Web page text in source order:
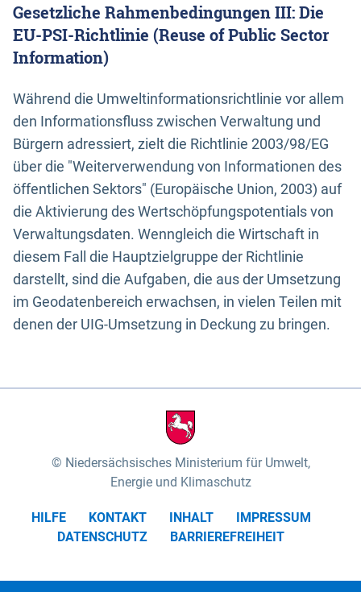
Gesetzliche Rahmenbedingungen III: Die
EU-PSI-Richtlinie (Reuse of Public Sector
Information)
Während die Umweltinformationsrichtlinie vor allem
den Informationsfluss zwischen Verwaltung und
Bürgern adressiert, zielt die Richtlinie 2003/98/EG
über die "Weiterverwendung von Informationen des
öffentlichen Sektors" (Europäische Union, 2003) auf
die Aktivierung des Wertschöpfungspotentials von
Verwaltungsdaten. Wenngleich die Wirtschaft in
diesem Fall die Hauptzielgruppe der Richtlinie
darstellt, sind die Aufgaben, die aus der Umsetzung
im Geodatenbereich erwachsen, in vielen Teilen mit
denen der UIG-Umsetzung in Deckung zu bringen.
Niedersächsisches Ministerium für Umwelt,
Energie und Klimaschutz
HILFE KONTAKT INHALT
IMPRESSUM
DATENSCHUTZ
BARRIEREFREIHEIT